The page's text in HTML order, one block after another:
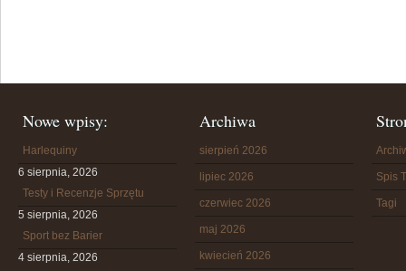
Nowe wpisy:
Harlequiny
6 sierpnia, 2026
Testy i Recenzje Sprzętu
5 sierpnia, 2026
Sport bez Barier
4 sierpnia, 2026
Archiwa
sierpień 2026
lipiec 2026
czerwiec 2026
maj 2026
kwiecień 2026
Spis
Tagi